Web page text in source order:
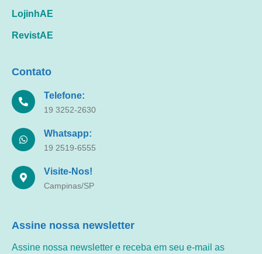
LojinhAE
RevistAE
Contato
Telefone:
19 3252-2630
Whatsapp:
19 2519-6555
Visite-Nos!
Campinas/SP
Assine nossa newsletter
Assine nossa newsletter e receba em seu e-mail as